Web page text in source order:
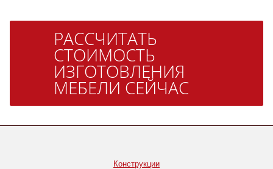
РАССЧИТАТЬ
СТОИМОСТЬ
ИЗГОТОВЛЕНИЯ
МЕБЕЛИ СЕЙЧАС
Конструкции